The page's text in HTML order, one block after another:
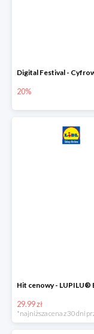
20%
29.99 zł